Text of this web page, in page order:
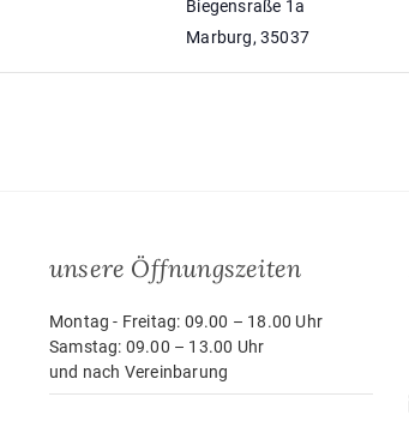
Biegensraße 1a
Marburg, 35037
unsere Öffnungszeiten
Montag - Freitag: 09.00 – 18.00 Uhr
Samstag: 09.00 – 13.00 Uhr
und nach Vereinbarung